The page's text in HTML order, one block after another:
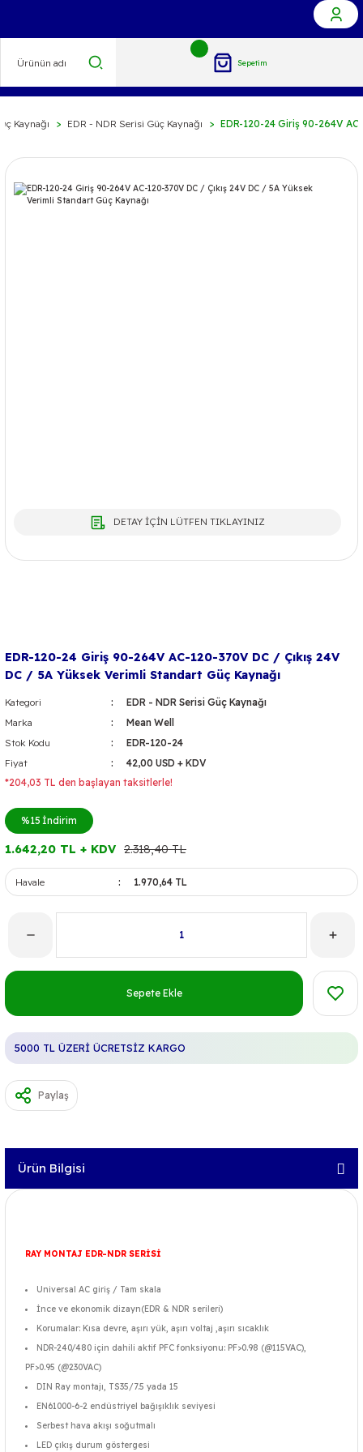
Sepetim
Kaynağı EDR - NDR Serisi Güç Kaynağı EDR-120-24 Giriş 90-264V
DETAY İÇİN LÜTFEN TIKLAYINIZ
EDR-120-24 Giriş 90-264V AC-120-370V DC / Çıkış 24V
DC / 5A Yüksek Verimli Standart Güç Kaynağı
Kategori
EDR - NDR Serisi Güç Kaynağı
Marka
Mean Well
Stok Kodu
EDR-120-24
Fiyat
42,00 USD + KDV
*204,03 TL den başlayan taksitlerle!
%15 İndirim
1.642,20 TL + KDV 2.318,40 TL
Havale 1.970,64 TL
Sepete Ekle
5000 TL ÜZERİ ÜCRETSİZ KARGO
Paylaş
Ürün Bilgisi
RAY MONTAJ EDR-NDR SERİSİ
Universal AC giriş / Tam skala
İnce ve ekonomik dizayn(EDR & NDR serileri)
Korumalar: Kısa devre, aşırı yük, aşırı voltaj ,aşırı sıcaklık
NDR-240/480 için dahili aktif PFC fonksiyonu: PF>0.98 (@115VAC),
PF>0.95 (@230VAC)
DIN Ray montajı, TS35/7.5 yada 15
EN61000-6-2 endüstriyel bağışıklık seviyesi
Serbest hava akışı soğutmalı
LED çıkış durum göstergesi